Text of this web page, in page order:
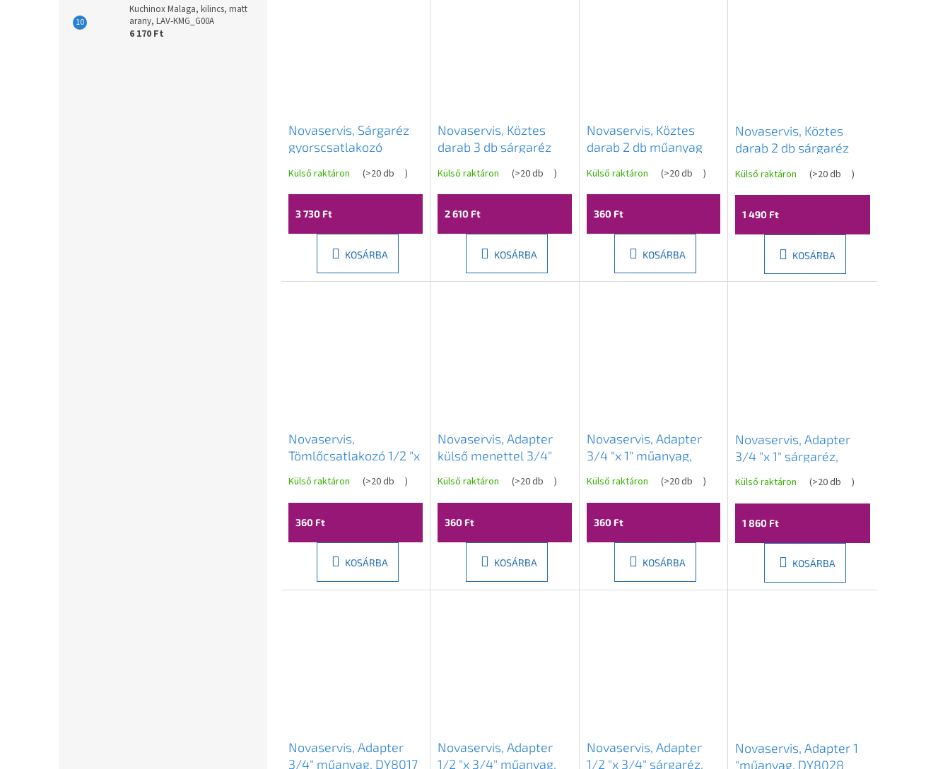
Kuchinox Malaga, kilincs, matt
arany, LAV-KMG_G00A
6 170 Ft
Novaservis, Sárgaréz
gyorscsatlakozó
DY8110CN
Külső raktáron (>20 db )
3 730 Ft
KOSÁRBA
Novaservis, Köztes
darab 3 db sárgaréz
DY8015C
Külső raktáron (>20 db )
2 610 Ft
KOSÁRBA
Novaservis, Köztes
darab 2 db műanyag
DY8016
Külső raktáron (>20 db )
360 Ft
KOSÁRBA
Novaservis, Köztes
darab 2 db sárgaréz
DY8016C
Külső raktáron (>20 db )
1 490 Ft
KOSÁRBA
Novaservis,
Tömlőcsatlakozó 1/2 "x
Külső raktáron (>20 db )
360 Ft
KOSÁRBA
Novaservis, Adapter
külső menettel 3/4"
Külső raktáron (>20 db )
360 Ft
KOSÁRBA
Novaservis, Adapter
3/4 "x 1" műanyag,
Külső raktáron (>20 db )
360 Ft
KOSÁRBA
Novaservis, Adapter
3/4 "x 1" sárgaréz,
Külső raktáron (>20 db )
1 860 Ft
KOSÁRBA
Novaservis, Adapter
3/4" műanyag, DY8017
Novaservis, Adapter
1/2 "x 3/4" műanyag,
Novaservis, Adapter
1/2 "x 3/4" sárgaréz,
Novaservis, Adapter 1
"műanyag, DY8028